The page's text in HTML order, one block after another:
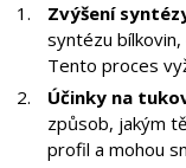
Zvýšení
syntézu
Tento proces
Účinky na
způsob, jakým
profil a mohou